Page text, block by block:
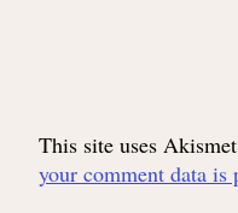
This site uses
your comment data is